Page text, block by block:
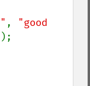
, "good
);